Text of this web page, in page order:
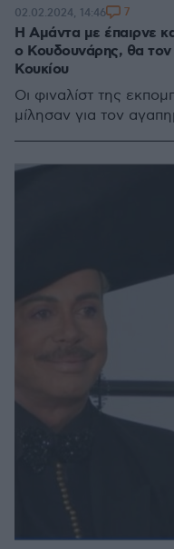
Η Aμάντα με έπαιρνε
ο Κουδουνάρης, θα τον
Κουκίου
Οι φιναλίστ της
μίλησαν για τον
02.02.2024, 14:46 7